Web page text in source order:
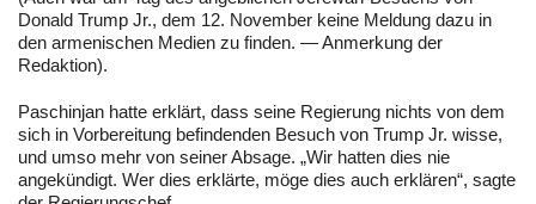
Donald Trump Jr., dem 12. November keine Meldung dazu in
den armenischen Medien zu finden. — Anmerkung der
Redaktion).
Paschinjan hatte erklärt, dass seine Regierung nichts von dem
sich in Vorbereitung befindenden Besuch von Trump Jr. wisse,
und umso mehr von seiner Absage. „Wir hatten dies nie
angekündigt. Wer dies erklärte, möge dies auch erklären“, sagte